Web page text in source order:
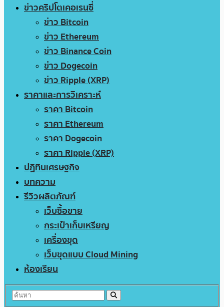
ข่าวคริปโตเคอเรนซี่
ข่าว Bitcoin
ข่าว Ethereum
ข่าว Binance Coin
ข่าว Dogecoin
ข่าว Ripple (XRP)
ราคาและการวิเคราะห์
ราคา Bitcoin
ราคา Ethereum
ราคา Dogecoin
ราคา Ripple (XRP)
ปฏิทินเศรษฐกิจ
บทความ
รีวิวผลิตภัณฑ์
เว็บซื้อขาย
กระเป๋าเก็บเหรียญ
เครื่องขุด
เว็บขุดแบบ Cloud Mining
ห้องเรียน